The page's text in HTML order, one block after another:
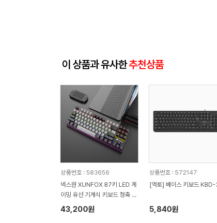
이 상품과 유사한추천상품
상품번호 : 583656
넥스원 XUNFOX 87키 LED 게
이밍 유선 기계식 키보드 청축 K
80
43,200원
상품번호 : 572147
[엑토] 베이스 키보드
5,840원